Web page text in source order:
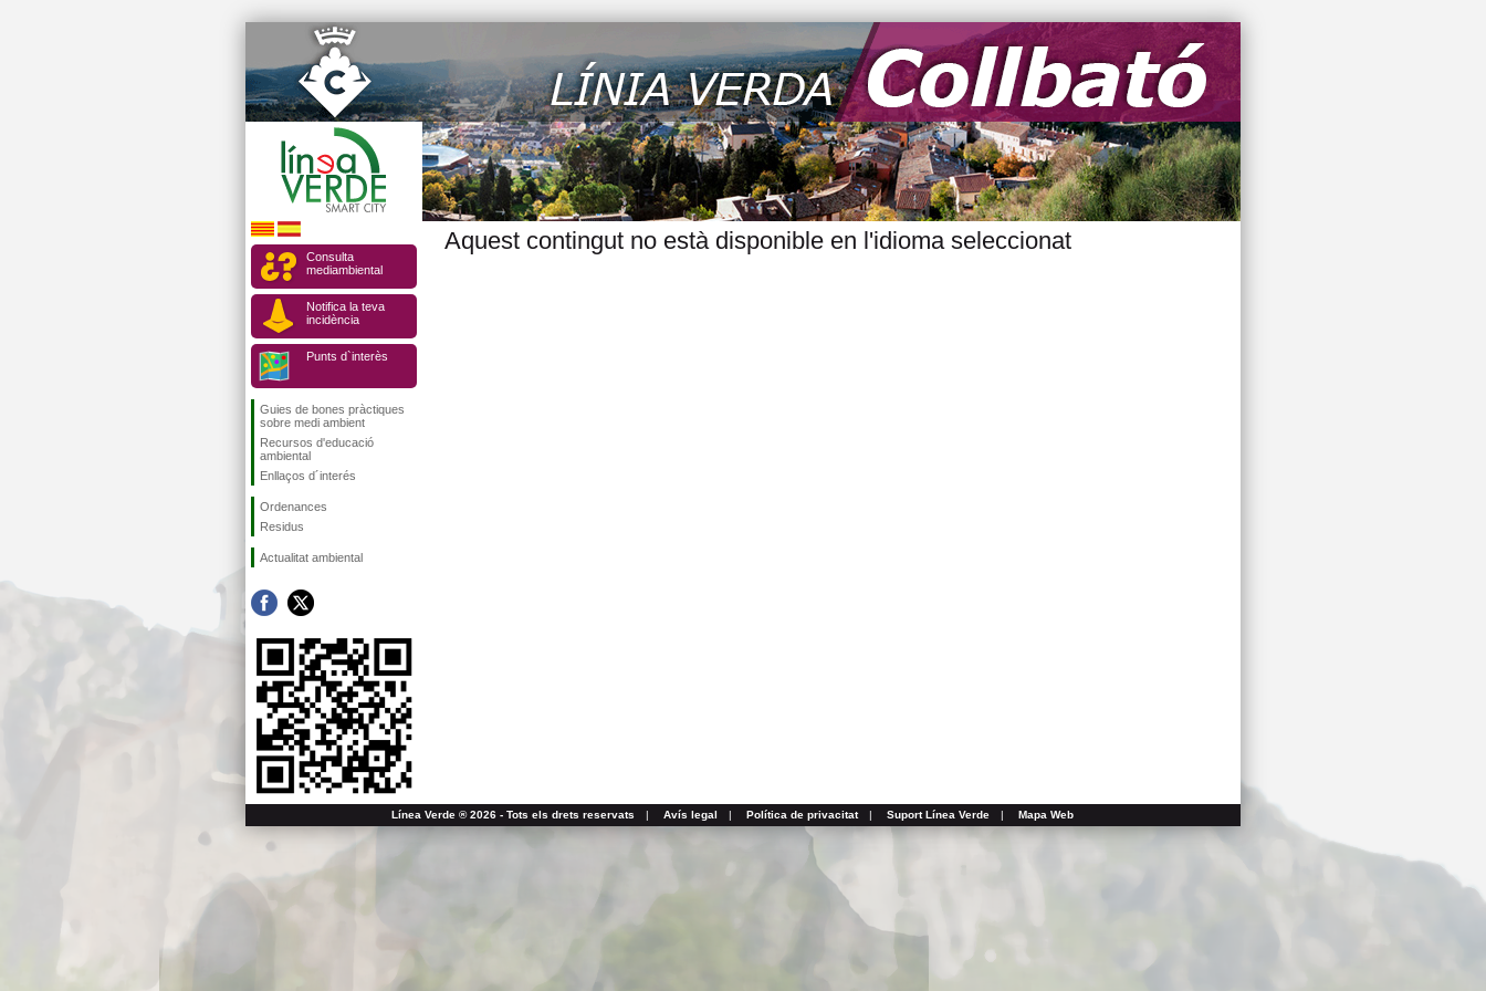
Consulta
mediambiental
Notifica la teva
incidència
Punts d`interès
Guies de bones pràctiques
sobre medi ambient
Recursos d'educació
ambiental
Enllaços d´interés
Ordenances
Residus
Actualitat ambiental
Aquest contingut no està disponible en l'idioma seleccionat
Línea Verde ® 2026 - Tots els drets reservats | Avís legal | Política de privacitat | Suport Línea Verde | Mapa Web